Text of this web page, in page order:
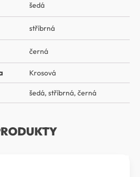
šedá
stříbrná
černá
Krosová
šedá, stříbrná, černá